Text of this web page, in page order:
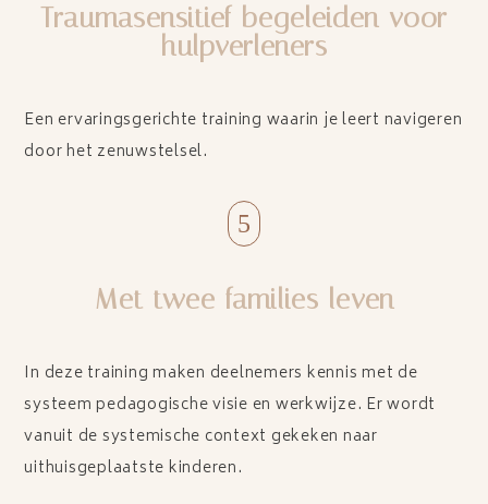
Traumasensitief begeleiden voor
hulpverleners
Een ervaringsgerichte training waarin je leert navigeren
door het zenuwstelsel.
5
Met twee families leven
In deze training maken deelnemers kennis met de
systeem pedagogische visie en werkwijze. Er wordt
vanuit de systemische context gekeken naar
uithuisgeplaatste kinderen.